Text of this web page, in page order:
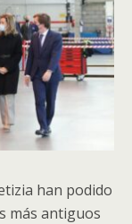
han podido
más antiguos